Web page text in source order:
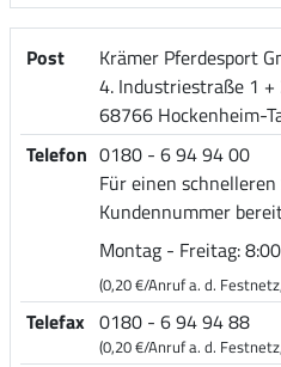
Post
Krämer Pferdesport
4. Industriestraße 1 +
68766 Hockenheim-
Telefon 0180 - 6 94 94 00
Für einen
Kundennummer
Montag - Freitag:
(0,20 €/Anruf a. d.
Telefax 0180 - 6 94 94 88
(0,20 €/Anruf a. d.